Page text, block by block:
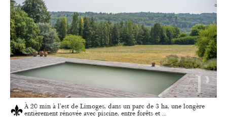
À 20 min à l'est de Limoges, dans un parc de 3 ha, une longère
entièrement rénovée avec piscine, entre forêts et ...